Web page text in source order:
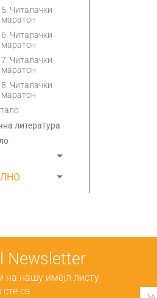
5. Читалачки
маратон
6. Читалачки
маратон
7. Читалачки
маратон
8. Читалачки
маратон
литература
Newsletter
на нашу имејл листу
са